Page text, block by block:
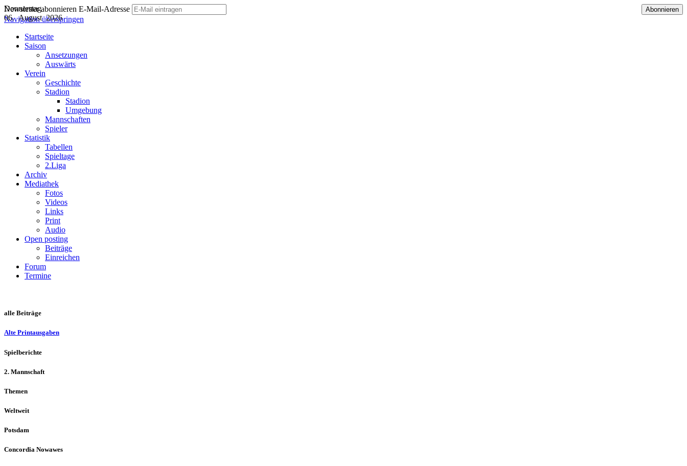
Donnerstag
06. August 2026
Newsletter abonnieren E-Mail-Adresse
Navigation überspringen
Startseite
Saison
Ansetzungen
Auswärts
Verein
Geschichte
Stadion
Stadion
Umgebung
Mannschaften
Spieler
Statistik
Tabellen
Spieltage
2.Liga
Archiv
Mediathek
Fotos
Videos
Links
Print
Audio
Open posting
Beiträge
Einreichen
Forum
Termine
alle Beiträge
Alte Printausgaben
Spielberichte
2. Mannschaft
Themen
Weltweit
Potsdam
Concordia Nowawes